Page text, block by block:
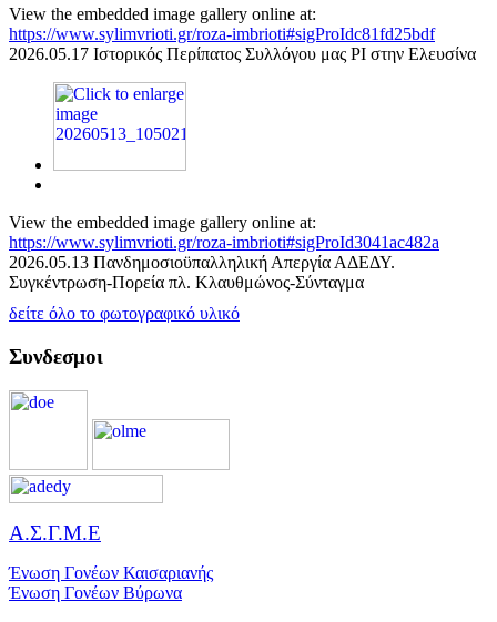
View the embedded image gallery online at:
https://www.sylimvrioti.gr/roza-imbrioti#sigProIdc81fd25bdf
2026.05.17 Ιστορικός Περίπατος Συλλόγου μας ΡΙ στην Ελευσίνα
View the embedded image gallery online at:
https://www.sylimvrioti.gr/roza-imbrioti#sigProId3041ac482a
2026.05.13 Πανδημοσιοϋπαλληλική Απεργία ΑΔΕΔΥ.
Συγκέντρωση-Πορεία πλ. Κλαυθμώνος-Σύνταγμα
δείτε όλο το φωτογραφικό υλικό
Συνδεσμοι
Α.Σ.Γ.Μ.Ε
Ένωση Γονέων Καισαριανής
Ένωση Γονέων Βύρωνα